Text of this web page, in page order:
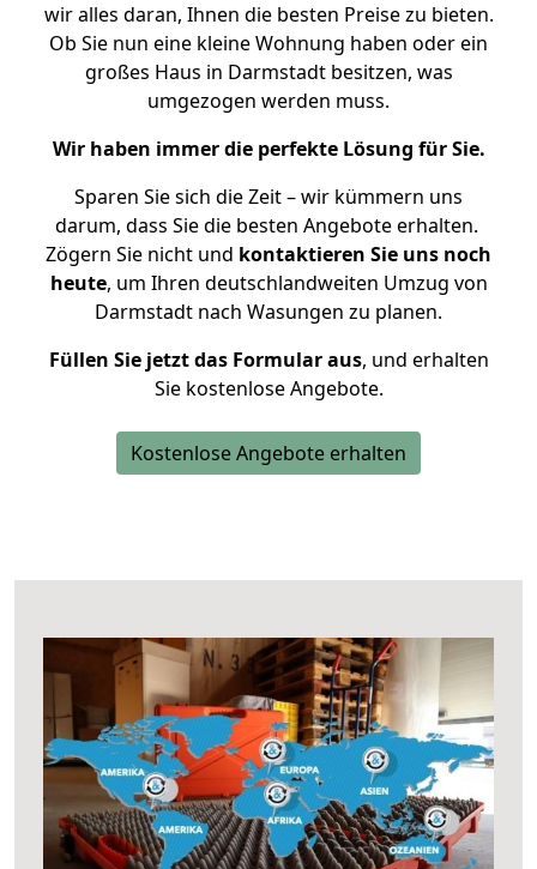
wir alles daran, Ihnen die besten Preise zu bieten.
Ob Sie nun eine kleine Wohnung haben oder ein
großes Haus in Darmstadt besitzen, was
umgezogen werden muss.
Wir haben immer die perfekte Lösung für Sie.
Sparen Sie sich die Zeit – wir kümmern uns
darum, dass Sie die besten Angebote erhalten.
Zögern Sie nicht und kontaktieren Sie uns noch
heute, um Ihren deutschlandweiten Umzug von
Darmstadt nach Wasungen zu planen.
Füllen Sie jetzt das Formular aus, und erhalten
Sie kostenlose Angebote.
Kostenlose Angebote erhalten